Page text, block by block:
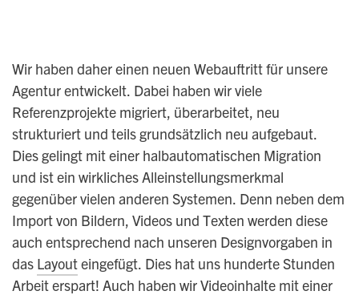
Wir haben daher einen neuen Webauftritt für unsere
Agentur entwickelt. Dabei haben wir viele
Referenzprojekte migriert, überarbeitet, neu
strukturiert und teils grundsätzlich neu aufgebaut.
Dies gelingt mit einer halbautomatischen Migration
und ist ein wirkliches Alleinstellungsmerkmal
gegenüber vielen anderen Systemen. Denn neben dem
Import von Bildern, Videos und Texten werden diese
auch entsprechend nach unseren Designvorgaben in
das Layouteingefügt. Dies hat uns hunderte Stunden
Arbeit erspart! Auch haben wir Videoinhalte mit einer